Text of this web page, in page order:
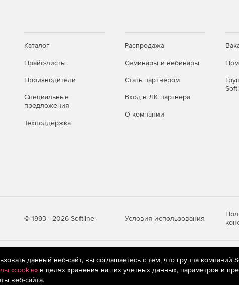
Каталог
Прайс-листы
Производители
Специальные
предложения
Техподдержка
Распродажа
Семинары и вебинары
Стать партнером
Вход в ЛК партнера
О компании
© 1993—2026 Softline Условия использования
применяютсярекомендательные технологии(информационные
к предпочтениям пользователей сети «Интернет»,
данный веб-сайт, вы соглашаетесь с тем, что группа компаний
«cookie»в целях хранения ваших учетных данных, параметров и
веб-сайта.